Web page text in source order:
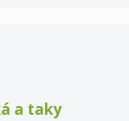
a taky